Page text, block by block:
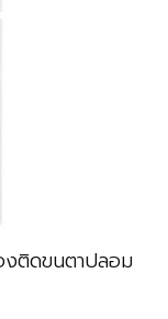
งติดขนตาปลอม